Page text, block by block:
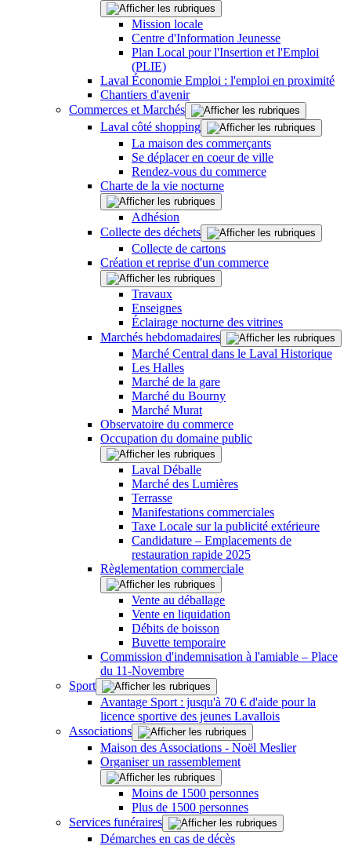
Mission locale
Centre d'Information Jeunesse
Plan Local pour l'Insertion et l'Emploi
(PLIE)
Laval Économie Emploi : l'emploi en proximité
Chantiers d'avenir
Commerces et Marchés
Laval côté shopping
La maison des commerçants
Se déplacer en coeur de ville
Rendez-vous du commerce
Charte de la vie nocturne
Adhésion
Collecte des déchets
Collecte de cartons
Création et reprise d'un commerce
Travaux
Enseignes
Éclairage nocturne des vitrines
Marchés hebdomadaires
Marché Central dans le Laval Historique
Les Halles
Marché de la gare
Marché du Bourny
Marché Murat
Observatoire du commerce
Occupation du domaine public
Laval Déballe
Marché des Lumières
Terrasse
Manifestations commerciales
Taxe Locale sur la publicité extérieure
Candidature – Emplacements de
restauration rapide 2025
Règlementation commerciale
Vente au déballage
Vente en liquidation
Débits de boisson
Buvette temporaire
Commission d'indemnisation à l'amiable – Place
du 11-Novembre
Sport
Avantage Sport : jusqu'à 70 € d'aide pour la
licence sportive des jeunes Lavallois
Associations
Maison des Associations - Noël Meslier
Organiser un rassemblement
Moins de 1500 personnes
Plus de 1500 personnes
Services funéraires
Démarches en cas de décès